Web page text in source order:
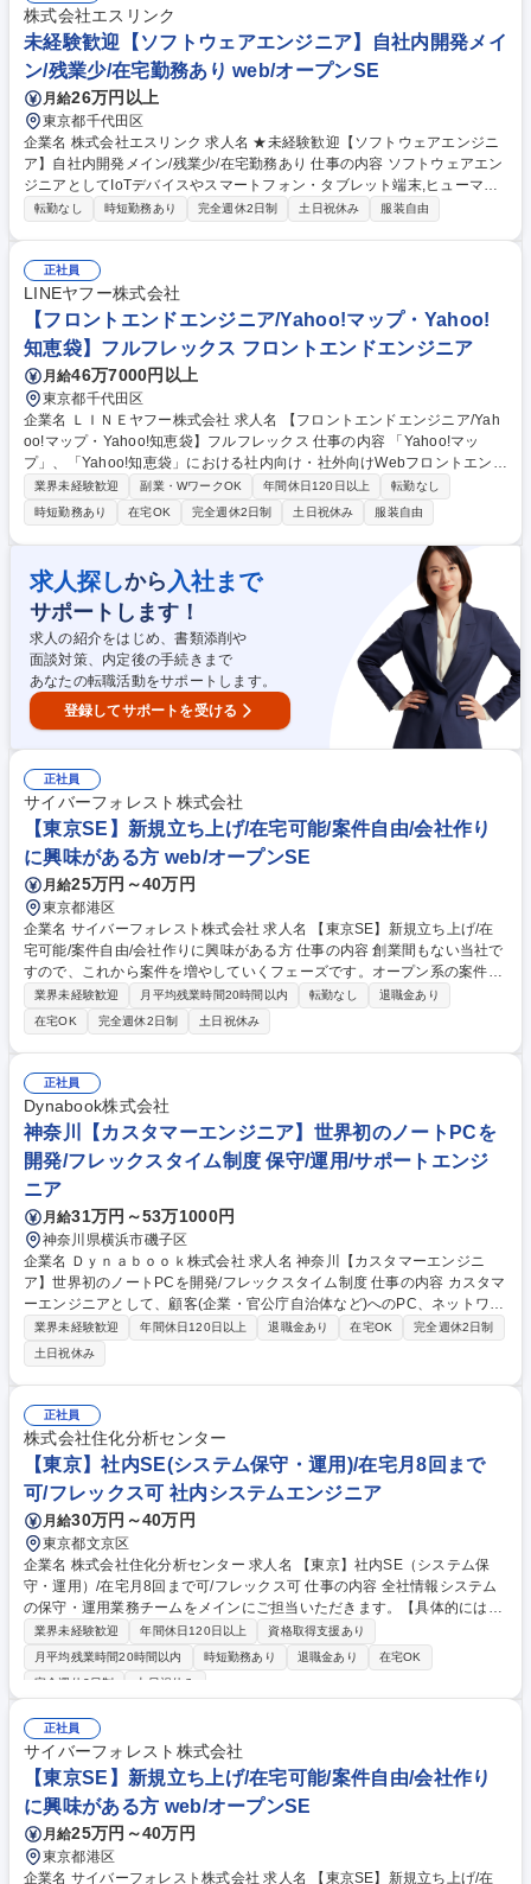
定、仮説設計、要件定義、施策推進■継続率・再訪率改善に向けたユーザ
ー課題の分析と、既存機能の改善企画■ 新機能企画や既存機能改善、意思
決定支援、プロジェクト推進 等 募集職種 【プロダクトマネージャー / LIN
Eバイト】プロダクト戦略から関与
株式会社エスリンク
未経験歓迎【ソフトウェアエンジニア】自社内開発メイ
ン/残業少/在宅勤務あり web/オープンSE
月給26万円以上
東京都千代田区
企業名 株式会社エスリンク 求人名 ★未経験歓迎【ソフトウェアエンジニ
ア】自社内開発メイン/残業少/在宅勤務あり 仕事の内容 ソフトウェアエン
ジニアとしてIoTデバイスやスマートフォン・タブレット端末,ヒューマノ
イドロボットをはじめWebサービスに関わる開発を主にお任せします。A
状況下のみ抑止制御を行うことは可能かの技術検証。 ・上記の技術検証を
利用したアプリ開発 【ワークライフバランス×スキルアップ環境】メイン
は自社内開発。開発に打ち込める環境が整っています。フレックスタイム
制有。残業20h/月以下でメリハリをつけて、プライベートも大切にできる
環境です。 募集職種 ★未経験歓迎【ソフトウェアエンジニア】自社内開
発メイン/残業少/在宅勤務あり
転勤なし 時短勤務あり 完全週休2日制 土日祝休み 服装自由
正社員
LINEヤフー株式会社
【フロントエンドエンジニア/Yahoo!マップ・Yahoo!
知恵袋】フルフレックス フロントエンドエンジニア
月給46万7000円以上
東京都千代田区
企業名 ＬＩＮＥヤフー株式会社 求人名 【フロントエンドエンジニア/Yah
oo!マップ・Yahoo!知恵袋】フルフレックス 仕事の内容 「Yahoo!マッ
プ」、「Yahoo!知恵袋」における社内向け・社外向けWebフロントエンド
システムを任せいたします。各サービスにおいて主に以下の業務をお任せ
いたします。■サービスのフロントエンドシステムの設計 ■プロジェクト
チームメンバーとの要件定義業務■開発、テスト、保守運用までの一連業
務■安全でスケーラブルなフロントエンドシステムの開発 ■リファクタリ
ングや自動化を含む継続的な改善プロセスの実施 募集職種 【フロントエ
ンドエンジニア/Yahoo!マップ・Yahoo!知恵袋】フルフレックス
業界未経験歓迎 副業・WワークOK 年間休日120日以上
転勤なし
時短勤務あり
在宅OK 完全週休2日制 土日祝休み 服装自由
求人探しから 入社まで
サポートします！
求人の紹介をはじめ、書類添削や
面談対策、内定後の手続きまで
あなたの転職活動をサポートします。
登録してサポートを受ける
正社員
サイバーフォレスト株式会社
【東京SE】新規立ち上げ/在宅可能/案件自由/会社作り
に興味がある方 web/オープンSE
月給25万円～40万円
東京都港区
企業名 サイバーフォレスト株式会社 求人名 【東京SE】新規立ち上げ/在
宅可能/案件自由/会社作りに興味がある方 仕事の内容 創業間もない当社で
すので、これから案件を増やしていくフェーズです。オープン系の案件を
中心にお任せしますが、ご経験に応じて入社後はご希望の案件にアサイン
し、OJTから進めます。 最大限ご希望を叶えるべく案件を獲得してまいり
ます。 これから受託開発や自社パッケージを拡充していく当社で、 まず
はSESとしてご活躍いただける方を募集しています。 【ミッション】SES
として現場の信頼を勝ち取り、会社の技術基盤と『未来の受託・自社開
発』のチャンスを創り出すこと 【役割】案件を起点とした会社の顧客づく
り 募集職種 【東京SE】新規立ち上げ/在宅可能/案件自由/会社作りに興味
がある方
業界未経験歓迎 月平均残業時間20時間以内 転勤なし
退職金あり
在宅OK
完全週休2日制 土日祝休み
正社員
Dynabook株式会社
神奈川【カスタマーエンジニア】世界初のノートPCを
開発/フレックスタイム制度 保守/運用/サポートエンジ
ニア
月給31万円～53万1000円
神奈川県横浜市磯子区
企業名 Ｄｙｎａｂｏｏｋ株式会社 求人名 神奈川【カスタマーエンジニ
ア】世界初のノートPCを開発/フレックスタイム制度 仕事の内容 カスタマ
ーエンジニアとして、顧客(企業・官公庁自治体など)へのPC、ネットワー
ク、周辺機器のサポート業務（SW/HW/システム全般）などを中心に行っ
て頂きます。 ■同社が販売したPCの導入支援(マスター作成・キッティン
グ・設置展開作業など)・提案 ■Microsoftを中心としたクラウド商材及び
ネットワークなどの提案・構築・サポート業務 ■同社が販売したPCの障害
対応(一部修理作業含む)などのオンサイト対応 ■顧客ニーズに対応した付
加価値商材やソリューションの提案・構築・サポート業務 ※建物の改変を
伴う業務は含まない 募集職種 神奈川【カスタマーエンジニア】世界初の
ノートPCを開発/フレックスタイム制度
業界未経験歓迎 年間休日120日以上 退職金あり 在宅OK
完全週休2日制
土日祝休み
正社員
株式会社住化分析センター
【東京】社内SE(システム保守・運用)/在宅月8回まで
可/フレックス可 社内システムエンジニア
月給30万円～40万円
東京都文京区
企業名 株式会社住化分析センター 求人名 【東京】社内SE（システム保
守・運用）/在宅月8回まで可/フレックス可 仕事の内容 全社情報システム
の保守・運用業務チームをメインにご担当いただきます。【具体的には】
◆全社システム保守・運用（サーバ／デバイス／アプリケーション／ネッ
トワーク／インフラ） ■日常的な運用業務例 ・クライアント、スマートフ
ォンなどの端末の管理、OS更新、パッチ配信などのセキュリティ対応・
アップ、セキュリティ対応・基幹系、業務系アプリケーションの運用、問
い合わせ対応、ヘルプデスク、利用促進・ADやDHCP、スイッチ類、無
線APなどのネットワークインフラの維持管理 募集職種 【東京】社内SE
（システム保守・運用）/在宅月8回まで可/フレックス可
業界未経験歓迎 年間休日120日以上
資格取得支援あり
月平均残業時間20時間以内
時短勤務あり 退職金あり
在宅OK
完全週休2日制
土日祝休み
正社員
サイバーフォレスト株式会社
【東京SE】新規立ち上げ/在宅可能/案件自由/会社作り
に興味がある方 web/オープンSE
月給25万円～40万円
東京都港区
企業名 サイバーフォレスト株式会社 求人名 【東京SE】新規立ち上げ/在